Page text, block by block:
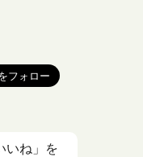
いね」を